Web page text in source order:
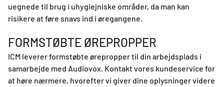
uegnede til brug i uhygiejniske områder, da man kan
risikere at føre snavs ind i øregangene.
FORMSTØBTE ØREPROPPER
ICM leverer formstøbte ørepropper til din arbejdsplads i
samarbejde med Audiovox. Kontakt vores kundeservice for
at høre nærmere, hvorefter vi giver dine oplysninger videre